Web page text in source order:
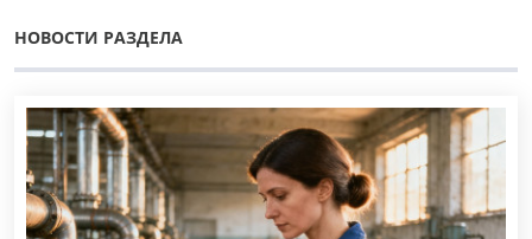
НОВОСТИ РАЗДЕЛА